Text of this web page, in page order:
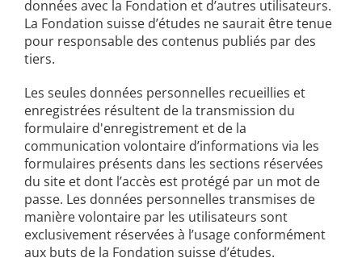
données avec la Fondation et d’autres utilisateurs.
La Fondation suisse d’études ne saurait être tenue
pour responsable des contenus publiés par des
tiers.
Les seules données personnelles recueillies et
enregistrées résultent de la transmission du
formulaire d'enregistrement et de la
communication volontaire d’informations via les
formulaires présents dans les sections réservées
du site et dont l’accès est protégé par un mot de
passe. Les données personnelles transmises de
manière volontaire par les utilisateurs sont
exclusivement réservées à l’usage conformément
aux buts de la Fondation suisse d’études.